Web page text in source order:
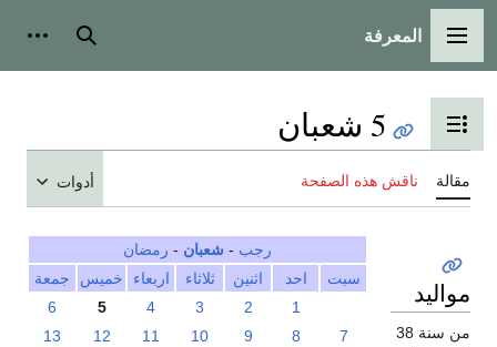
القائمة الرئيسية
المعرفة بحث
تبديل عرض جدول المحتويات
5 شعبان
مقالة ناقش هذه الصفحة أدوات
رجب - شعبان - رمضان
سبت
احد اثنين ثلاثاء اربعاء خميس
جمعة
1
2
3
4
5
6
7
8
9
10
11
12
13
مواليد
من سنة 38